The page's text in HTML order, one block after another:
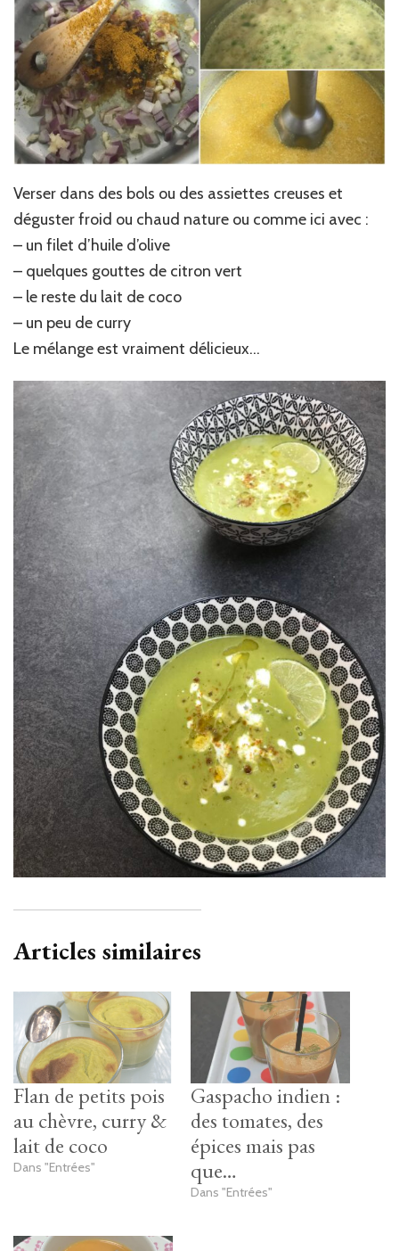
Verser dans des bols ou des assiettes creuses et
déguster froid ou chaud nature ou comme ici avec :
– un filet d’huile d’olive
– quelques gouttes de citron vert
– le reste du lait de coco
– un peu de curry
Le mélange est vraiment délicieux…
Articles similaires
Flan de petits pois
au chèvre, curry &
lait de coco
Dans "Entrées"
Gaspacho indien :
des tomates, des
épices mais pas
que…
Dans "Entrées"